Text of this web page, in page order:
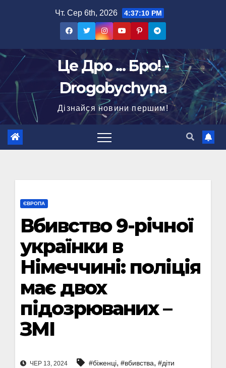
Чт. Сер 6th, 2026 4:37:11 PM
Це Дро ... Бро! -
Drogobychyna
Дізнайся новини першим!
ЄВРОПА
Вбивство 9-річної
українки в
Німеччині: поліція
має двох
підозрюваних –
ЗМІ
ЧЕР 13, 2024 #біженці, #вбивства, #діти